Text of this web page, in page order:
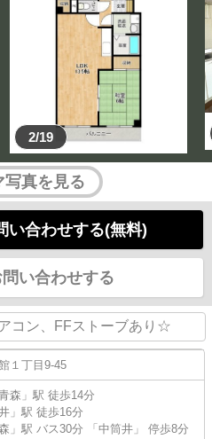
2/19
写真を見る
い合わせする(無料)
い合わせする
コン、FFストーブあり☆
１丁目9-45
森 」駅 徒歩14分
」駅 徒歩16分
」駅 バス30分 「中筒井」 停歩8分